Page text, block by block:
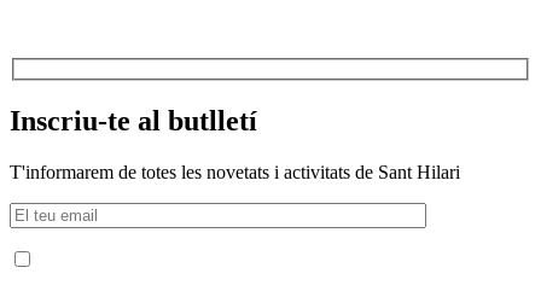
Inscriu-te al butlletí
T'informarem de totes les novetats i activitats de Sant Hilari